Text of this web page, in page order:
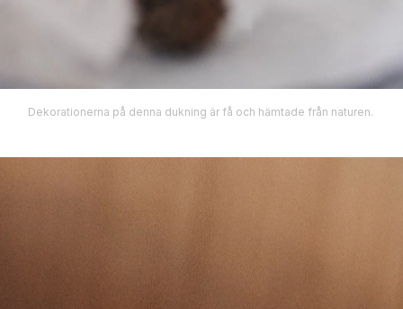
Dekorationerna på denna dukning är få och hämtade från naturen.